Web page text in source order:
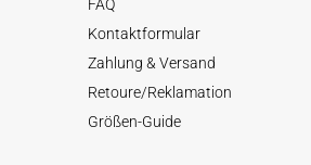
FAQ
Kontaktformular
Zahlung & Versand
Retoure/Reklamation
Größen-Guide